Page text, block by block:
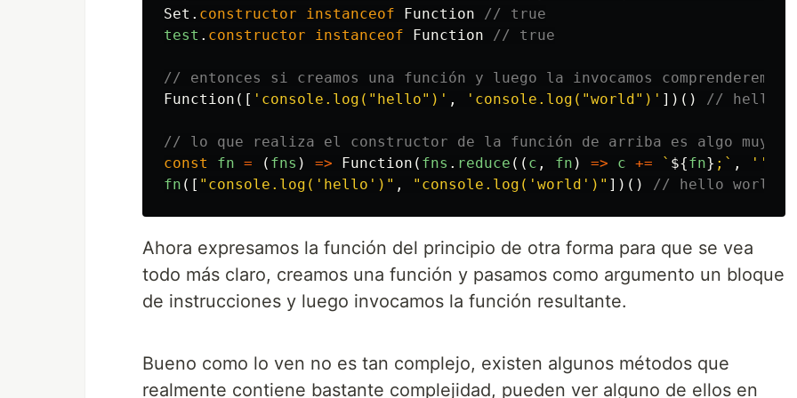
Set . constructor instanceof Function
// true
test . constructor instanceof Function // true
// entonces si creamos una función y luego la invocamos
Function ([ ' console.log("hello") ' , ' console.log("world") ' ])() // hello
// lo que realiza el constructor de la función de arriba es algo muy
const
fn = ( fns ) => Function ( fns . reduce (( c , fn ) => c += ` ${fn} ;` , ''
fn ([ " console.log('hello') " , " console.log('world') " ])() // hello world
Ahora expresamos la función del principio de otra forma para que se vea
todo más claro, creamos una función y pasamos como argumento un bloque
de instrucciones y luego invocamos la función resultante.
Bueno como lo ven no es tan complejo, existen algunos métodos que
realmente contiene bastante complejidad, pueden ver alguno de ellos en